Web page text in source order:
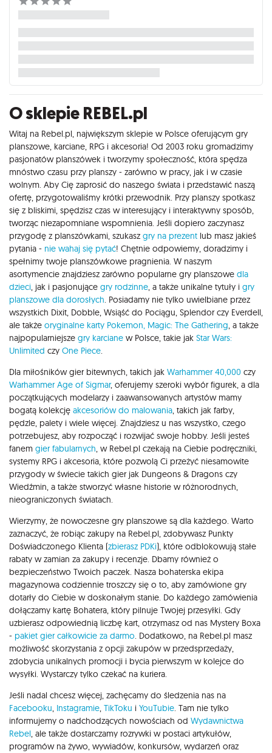
O sklepie REBEL.pl
Witaj na Rebel.pl, największym sklepie w Polsce oferującym gry
planszowe, karciane, RPG i akcesoria! Od 2003 roku gromadzimy
pasjonatów planszówek i tworzymy społeczność, która spędza
mnóstwo czasu przy planszy - zarówno w pracy, jak i w czasie
wolnym. Aby Cię zaprosić do naszego świata i przedstawić naszą
ofertę, przygotowaliśmy krótki przewodnik. Przy planszy spotkasz
się z bliskimi, spędzisz czas w interesujący i interaktywny sposób,
tworząc niezapomniane wspomnienia. Jeśli dopiero zaczynasz
przygodę z planszówkami, szukasz gry na prezent lub masz jakieś
pytania - nie wahaj się pytać! Chętnie odpowiemy, doradzimy i
spełnimy twoje planszówkowe pragnienia. W naszym
asortymencie znajdziesz zarówno popularne gry planszowe dla
dzieci, jak i pasjonujące gry rodzinne, a także unikalne tytuły i gry
planszowe dla dorosłych. Posiadamy nie tylko uwielbiane przez
wszystkich Dixit, Dobble, Wsiąść do Pociągu, Splendor czy Everdell,
ale także oryginalne karty Pokemon, Magic: The Gathering, a także
najpopularniejsze gry karciane w Polsce, takie jak Star Wars:
Unlimited czy One Piece.
Dla miłośników gier bitewnych, takich jak Warhammer 40,000 czy
Warhammer Age of Sigmar, oferujemy szeroki wybór figurek, a dla
początkujących modelarzy i zaawansowanych artystów mamy
bogatą kolekcję akcesoriów do malowania, takich jak farby,
pędzle, palety i wiele więcej. Znajdziesz u nas wszystko, czego
potrzebujesz, aby rozpocząć i rozwijać swoje hobby. Jeśli jesteś
fanem gier fabularnych, w Rebel.pl czekają na Ciebie podręczniki,
systemy RPG i akcesoria, które pozwolą Ci przeżyć niesamowite
przygody w świecie takich gier jak Dungeons & Dragons czy
Wiedźmin, a także stworzyć własne historie w różnorodnych,
nieograniczonych światach.
Wierzymy, że nowoczesne gry planszowe są dla każdego. Warto
zaznaczyć, że robiąc zakupy na Rebel.pl, zdobywasz Punkty
Doświadczonego Klienta (zbierasz PDKi), które odblokowują stałe
rabaty w zamian za zakupy i recenzje. Dbamy również o
bezpieczeństwo Twoich paczek. Nasza bohaterska ekipa
magazynowa codziennie troszczy się o to, aby zamówione gry
dotarły do Ciebie w doskonałym stanie. Do każdego zamówienia
dołączamy kartę Bohatera, który pilnuje Twojej przesyłki. Gdy
uzbierasz odpowiednią liczbę kart, otrzymasz od nas Mystery Boxa
- pakiet gier całkowicie za darmo. Dodatkowo, na Rebel.pl masz
możliwość skorzystania z opcji zakupów w przedsprzedaży,
zdobycia unikalnych promocji i bycia pierwszym w kolejce do
wysyłki. Wystarczy tylko czekać na kuriera.
Jeśli nadal chcesz więcej, zachęcamy do śledzenia nas na
Facebooku, Instagramie, TikToku i YouTubie. Tam nie tylko
informujemy o nadchodzących nowościach od Wydawnictwa
Rebel, ale także dostarczamy rozrywki w postaci artykułów,
programów na żywo, wywiadów, konkursów, wydarzeń oraz